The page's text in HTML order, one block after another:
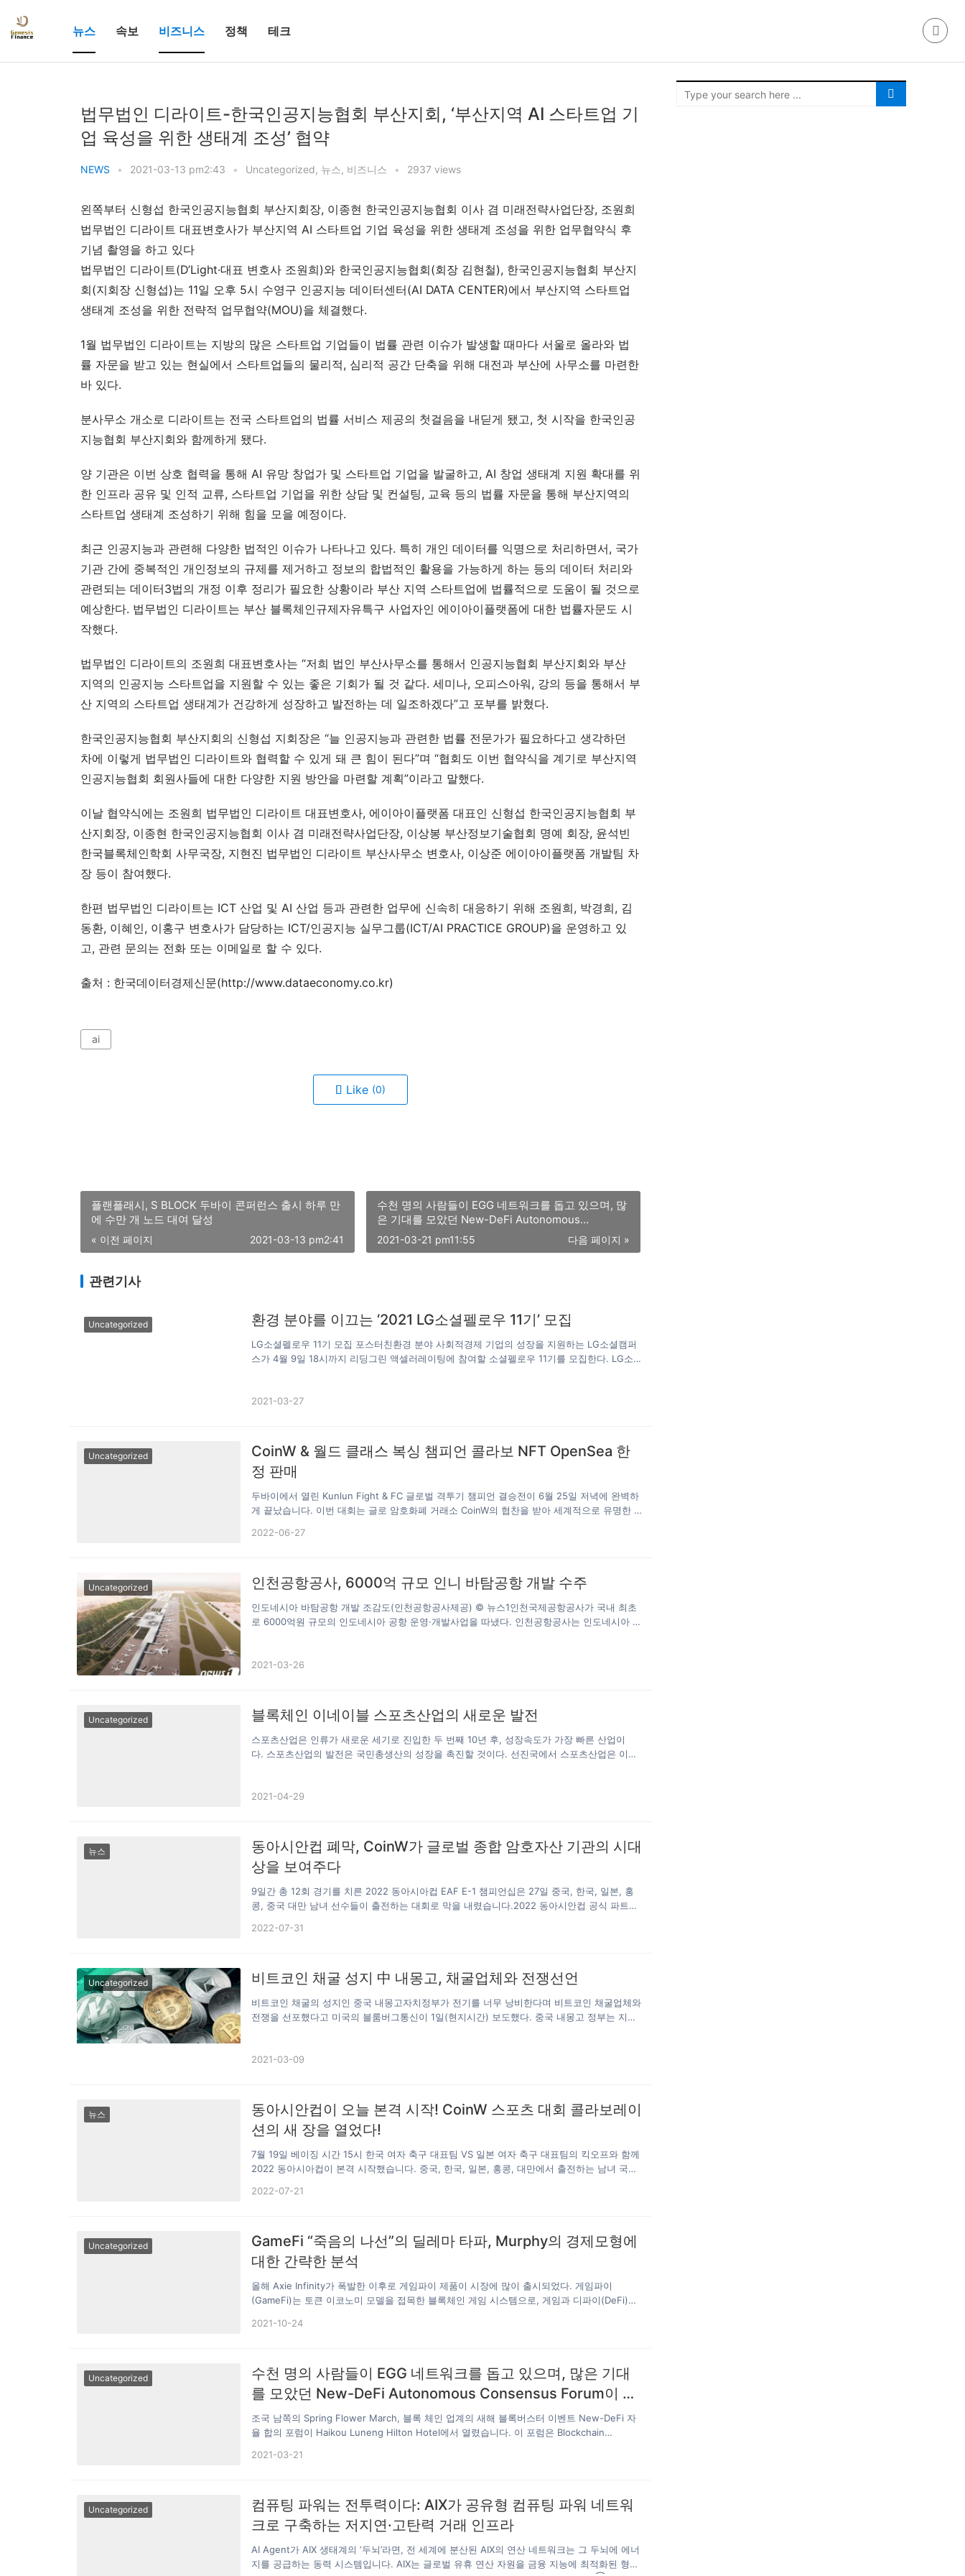
뉴스 속보 비즈니스 정책 테크
법무법인 디라이트-한국인공지능협회 부산지회, ‘부산지역 AI 스타트업 기
업 육성을 위한 생태계 조성’ 협약
NEWS • 2021-03-13 pm2:43 • Uncategorized, 뉴스, 비즈니스 • 2937 views
왼쪽부터 신형섭 한국인공지능협회 부산지회장, 이종현 한국인공지능협회 이사 겸 미래전략사업단장, 조원희
법무법인 디라이트 대표변호사가 부산지역 AI 스타트업 기업 육성을 위한 생태계 조성을 위한 업무협약식 후
기념 촬영을 하고 있다
법무법인 디라이트(D’Light·대표 변호사 조원희)와 한국인공지능협회(회장 김현철), 한국인공지능협회 부산지
회(지회장 신형섭)는 11일 오후 5시 수영구 인공지능 데이터센터(AI DATA CENTER)에서 부산지역 스타트업
생태계 조성을 위한 전략적 업무협약(MOU)을 체결했다.
1월 법무법인 디라이트는 지방의 많은 스타트업 기업들이 법률 관련 이슈가 발생할 때마다 서울로 올라와 법
률 자문을 받고 있는 현실에서 스타트업들의 물리적, 심리적 공간 단축을 위해 대전과 부산에 사무소를 마련한
바 있다.
분사무소 개소로 디라이트는 전국 스타트업의 법률 서비스 제공의 첫걸음을 내딛게 됐고, 첫 시작을 한국인공
지능협회 부산지회와 함께하게 됐다.
양 기관은 이번 상호 협력을 통해 AI 유망 창업가 및 스타트업 기업을 발굴하고, AI 창업 생태계 지원 확대를 위
한 인프라 공유 및 인적 교류, 스타트업 기업을 위한 상담 및 컨설팅, 교육 등의 법률 자문을 통해 부산지역의
스타트업 생태계 조성하기 위해 힘을 모을 예정이다.
최근 인공지능과 관련해 다양한 법적인 이슈가 나타나고 있다. 특히 개인 데이터를 익명으로 처리하면서, 국가
기관 간에 중복적인 개인정보의 규제를 제거하고 정보의 합법적인 활용을 가능하게 하는 등의 데이터 처리와
관련되는 데이터3법의 개정 이후 정리가 필요한 상황이라 부산 지역 스타트업에 법률적으로 도움이 될 것으로
예상한다. 법무법인 디라이트는 부산 블록체인규제자유특구 사업자인 에이아이플랫폼에 대한 법률자문도 시
작했다.
법무법인 디라이트의 조원희 대표변호사는 “저희 법인 부산사무소를 통해서 인공지능협회 부산지회와 부산
지역의 인공지능 스타트업을 지원할 수 있는 좋은 기회가 될 것 같다. 세미나, 오피스아워, 강의 등을 통해서 부
산 지역의 스타트업 생태계가 건강하게 성장하고 발전하는 데 일조하겠다”고 포부를 밝혔다.
한국인공지능협회 부산지회의 신형섭 지회장은 “늘 인공지능과 관련한 법률 전문가가 필요하다고 생각하던
차에 이렇게 법무법인 디라이트와 협력할 수 있게 돼 큰 힘이 된다”며 “협회도 이번 협약식을 계기로 부산지역
인공지능협회 회원사들에 대한 다양한 지원 방안을 마련할 계획”이라고 말했다.
이날 협약식에는 조원희 법무법인 디라이트 대표변호사, 에이아이플랫폼 대표인 신형섭 한국인공지능협회 부
산지회장, 이종현 한국인공지능협회 이사 겸 미래전략사업단장, 이상봉 부산정보기술협회 명예 회장, 윤석빈
한국블록체인학회 사무국장, 지현진 법무법인 디라이트 부산사무소 변호사, 이상준 에이아이플랫폼 개발팀 차
장 등이 참여했다.
한편 법무법인 디라이트는 ICT 산업 및 AI 산업 등과 관련한 업무에 신속히 대응하기 위해 조원희, 박경희, 김
동환, 이혜인, 이홍구 변호사가 담당하는 ICT/인공지능 실무그룹(ICT/AI PRACTICE GROUP)을 운영하고 있
고, 관련 문의는 전화 또는 이메일로 할 수 있다.
출처 : 한국데이터경제신문(http://www.dataeconomy.co.kr)
ai
Like (0)
플랜플래시, S BLOCK 두바이 콘퍼런스 출시 하루 만
에 수만 개 노드 대여 달성
« 이전 페이지 2021-03-13 pm2:41
수천 명의 사람들이 EGG 네트워크를 돕고 있으며, 많
은 기대를 모았던 New-DeFi Autonomous
Consensus Forum이 하이커 우에서 종료됩니다.
다음 페이지 »
2021-03-21 pm11:55
관련기사
Uncategorized 환경 분야를 이끄는 ‘2021 LG소셜펠로우 11기’ 모집
LG소셜펠로우 11기 모집 포스터친환경 분야 사회적경제 기업의 성장을 지원하는 LG소셜캠퍼
스가 4월 9일 18시까지 리딩그린 액셀러레이팅에 참여할 소셜펠로우 11기를 모집한다. LG소셜
에 참여해 환경 분야를 리드하는 친환경 사회적경제 기업으로 성장하는 발판을 마련할 수 있다.
과 연계해 생산성 향상 컨설팅에 신청할 기회가 주어진다. 2020년 LG소셜펠로우 10기에 선정
된 기업은 요크, 임팩토리얼, 밸리스,…
2021-03-27
Uncategorized
CoinW & 월드 클래스 복싱 챔피언 콜라보 NFT OpenSea 한
정 판매
두바이에서 열린 Kunlun Fight & FC 글로벌 격투기 챔피언 결승전이 6월 25일 저녁에 완벽하
게 끝났습니다. 이번 대회는 글로 암호화폐 거래소 CoinW의 협찬을 받아 세계적으로 유명한 권
마감한 뒤에 CoinW와 Kunlun Fight가 공동으로 서명한 한정판 NFT도 Opensea에서 공식적
니. 태국 국보급 유명 액션배우, 아시아 국제액션스타 Tony jaa, WPMF 인터콘티넨탈 골드벨
이…
2022-06-27
Uncategorized 인천공항공사, 6000억 규모 인니 바탐공항 개발 수주
인도네시아 바탐공항 개발 조감도(인천공항공사제공) © 뉴스1인천국제공항공사가 국내 최초
로 6000억원 규모의 인도네시아 공항 운영·개발사업을 따냈다. 인천공항공사는 인도네시아 바
주처인 바탐경제자유구역청으로부터 최종 낙찰자로 선정됐다. 사업비는 총 6000억원이며, 사
업을 하고 있다. 인천공항은 이번 사업 수주로 유럽-중동-아시아등 해외공항 네트워크를 갖춘
글로벌 공항운영 전문기업으로 자리매김할 전망이다. 인천공항은 수주에 성공하면서 면세 등
상업시설 임대사업에…
2021-03-26
Uncategorized 블록체인 이네이블 스포츠산업의 새로운 발전
스포츠산업은 인류가 새로운 세기로 진입한 두 번째 10년 후, 성장속도가 가장 빠른 산업이
다. 스포츠산업의 발전은 국민총생산의 성장을 촉진할 것이다. 선진국에서 스포츠산업은 이미
드의 압력에 직면해 있다. 특히 코로나 이후 많은 스포츠 소비 장면이 오프라인에서 완성되
제로 부상하고 있다. 2020년은 코로나19여파로 글로벌 스포츠 산업이 힘든 가운데 재가동되
고 있다. 또한 디지털 분야에서 스포츠 산업의 사고와 혁신을 주도했다. 디지털로 새로운 스포
츠 소비 패턴을 구동하고 스포츠 산업의 디지털화, 스마트화를 추진하는 것은 현재 스포츠 산업
과 스포츠 생태계 사슬의 비즈니스 장면과 응용을 결합하고, 경기 스포츠 분야를 서비스하기 위
해 스마트 계약와Token 통증 시스템을 기반으로 공정하고 공개적이며 편리하고 효율적이며 안
전한 완전히 새로운 스포츠 산업 생태계를 조성하고 있다. 여기에는 스포츠 정보, 커뮤니티 오
침해 발행한 첫 스포츠 생태적 가치통증으로, 전 세계 스폐인 프리메라리가 팬 및 팬 커뮤니티
를 위해 수많은 독점적 경험을 제공하는 가치정보 인터랙션 플랫폼으로 팬들이더 가까이서 스
폐인 프리메라리가의 진수를 경험할 수 있도록 함으로써 프리메라리가 리그의 세계화를 빠르
게 이끌 수 있도록 노력하고 있다. SEC스포츠공체인은 블록체인 기술을 활용해 스포츠산업
전한 완전히 새로운 스포츠 산업 생태계를 조성하고 있다. 여기에는 스포츠 정보, 커뮤니티 오
를 위해 수많은 독점적 경험을 제공하는 가치정보 인터랙션 플랫폼으로 팬들이더 가까이서 스
폐인 프리메라리가의 진수를 경험할 수 있도록 함으로써 프리메라리가 리그의 세계화를 빠르
과 스포츠 생태계 사슬의 비즈니스 장면과 응용을 결합하고, 경기 스포츠 분야를 서비스하기 위
해 스마트 계약와Token 통증 시스템을 기반으로 공정하고 공개적이며 편리하고 효율적이며 안
전한 완전히 새로운 스포츠 산업 생태계를 조성하고 있다. 여기에는 스포츠 정보, 커뮤니티 오
를 위해 수많은 독점적 경험을 제공하는 가치정보 인터랙션 플랫폼으로 팬들이더 가까이서 스
폐인 프리메라리가의 진수를 경험할 수 있도록 함으로써 프리메라리가 리그의 세계화를 빠르
게 이끌 수 있도록 노력하고 있다. LIGA는 탈중앙화 메커니즘을 적용해 기존 팬들의 운영 패러
다임을 바꿔 팬 커뮤니티가 권력과 의무를 갖게 하고 스포츠 산업 전반에 대한 팬들의 영향력
을 제고할 수 있도록 했다. 아울러 LIGA는 스포츠 IP 자산이 거래 투명화되고 자산 절단이 가능
그레이드를 돕다. 과학기술이 미래를 변화시키고 블록체인의 탈중앙화, 소급가능, 변조불가, 투
운 발전모델과 시장기회를 가져다 줄 수 있다. 스포츠 산업과 블록체인 기술은 결합할 수 있
는 응용 장면이 많고, 블록체인 기술은 스포츠 산업이 다가오는 디지털 경제 시대를 포옹하
는 데 효과적으로 힘을 실어줄 수 있고, 글로벌 스포츠+블록체인의 트렌드가 이미 도래했다.
2021-04-29
뉴스
동아시안컵 폐막, CoinW가 글로벌 종합 암호자산 기관의 시대
상을 보여주다
9일간 총 12회 경기를 치른 2022 동아시아컵 EAF E-1 챔피언십은 27일 중국, 한국, 일본, 홍
콩, 중국 대만 남녀 선수들이 출전하는 대회로 막을 내렸습니다.2022 동아시안컵 공식 파트너
개최국 일본이 2022 동아시아컵 남·여 우승을 휩쓸었고, 중국 여자축구가 준우승, 젊은 선수들
안컵에 출전하는 선수들이 매우 젊다는 것을 알 수 있습니다. 암호자산과 축구의 공통적인 특징
2022-07-31
Uncategorized 비트코인 채굴 성지 中 내몽고, 채굴업체와 전쟁선언
비트코인 채굴의 성지인 중국 내몽고자치정부가 전기를 너무 낭비한다며 비트코인 채굴업체와
전쟁을 선포했다고 미국의 블룸버그통신이 1일(현지시간) 보도했다. 중국 내몽고 정부는 지난
이다. 이에 따라 비트코인 채굴업체의 성지라는 별명이 생길 정도다. 내몽고는 전기료도 산데다
로부터 질책을 받았기 때문이다. 중앙정부는 에너지 소비를 통제하지 못한 유일한 지자체가 내
몽고 자치정부라고 적시했다….
2021-03-09
뉴스
동아시안컵이 오늘 본격 시작! CoinW 스포츠 대회 콜라보레이
션의 새 장을 열었다!
7월 19일 베이징 시간 15시 한국 여자 축구 대표팀 VS 일본 여자 축구 대표팀의 킥오프와 함께
2022 동아시아컵이 본격 시작했습니다. 중국, 한국, 일본, 홍콩, 대만에서 출전하는 남녀 국가
히 이번 동아시안컵 경기장에 새로운 모습이 등장한 것은 바로 CoinW입니다. 보도에 따르면
처음 개최되어 20년 가까이 동아시아는 물론 아시아 전역에서 폭넓은 영향력과 인지도를 가지
고 있으며, 2022 동아시안컵은…
2022-07-21
Uncategorized
GameFi “죽음의 나선”의 딜레마 타파, Murphy의 경제모형에
대한 간략한 분석
올해 Axie Infinity가 폭발한 이후로 게임파이 제품이 시장에 많이 출시되었다. 게임파이
(GameFi)는 토큰 이코노미 모델을 접목한 블록체인 게임 시스템으로, 게임과 디파이(DeFi)를
이 이윤을 남기는 과정을 더욱 재미있게 만들 수 있다. 게임파이(GameFi) 중 플레이어는 게임
화된 게임 아이템, 장비, 캐릭터 등은 종종 NFT를 이용하여 보여주며, 이를 토큰으로 구입하거
나 게임을 통해 얻을 수 있다. 한마디로 디파이(DeFi) 게임화,…
2021-10-24
Uncategorized
수천 명의 사람들이 EGG 네트워크를 돕고 있으며, 많은 기대
를 모았던 New-DeFi Autonomous Consensus Forum이 하
이커 우에서 종료됩니다.
조국 남쪽의 Spring Flower March, 블록 체인 업계의 새해 블록버스터 이벤트 New-DeFi 자
율 합의 포럼이 Haikou Luneng Hilton Hotel에서 열렸습니다. 이 포럼은 Blockchain
시작했습니다 .EFTalk Encrypted Social, Golden Finance, Non-Small Account, Fireball
했으며 동시에 포럼에는 프로젝트 파티, 거래소, 산업 KOL, 커뮤니티 및 암호 화폐 애호가로부
터 약 1,000 명의 사람들이 모였습니다. 경제 세계화와 산업 변혁의 심층 발전으로…
2021-03-21
Uncategorized
컴퓨팅 파워는 전투력이다: AIX가 공유형 컴퓨팅 파워 네트워
크로 구축하는 저지연·고탄력 거래 인프라
AI Agent가 AIX 생태계의 ‘두뇌’라면, 전 세계에 분산된 AIX의 연산 네트워크는 그 두뇌에 에너
지를 공급하는 동력 시스템입니다. AIX는 글로벌 유휴 연산 자원을 금융 지능에 최적화된 형태